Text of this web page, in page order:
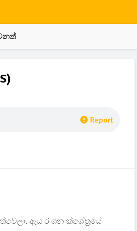
Report
ඇය රංගන ක්ශේත්‍රයේ